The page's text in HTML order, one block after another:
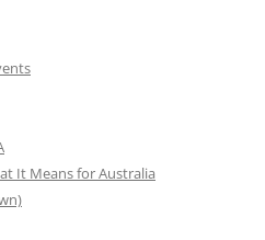
It Means for Australia